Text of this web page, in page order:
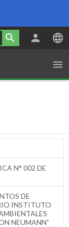
N° 002 DE
DE
INSTITUTO
NEUMANN”